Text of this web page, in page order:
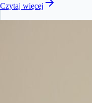
Czytaj więcej